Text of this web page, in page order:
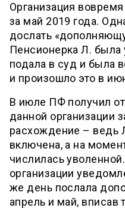
Организация
за май 2019 года.
дослать
Пенсионерка Л. была
подала в суд и была
и произошло это в
В июле ПФ получил
данной организации
расхождение – ведь
включена, а на
числилась
организации
же день послала
апрель и май,